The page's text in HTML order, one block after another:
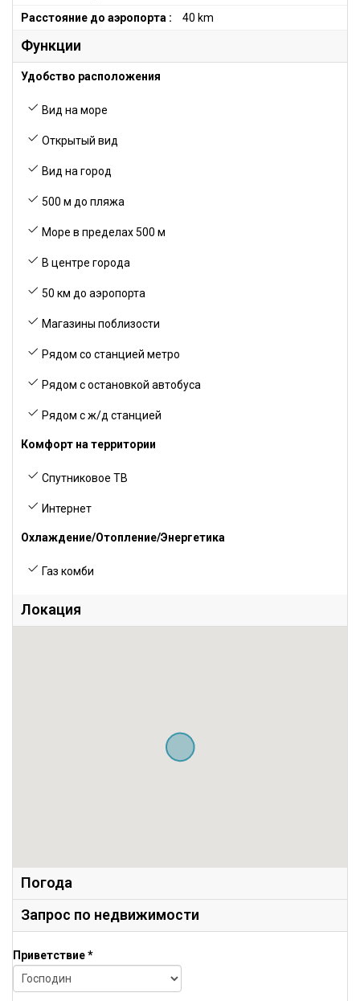
Расстояние до аэропорта :
40 km
Функции
Удобство расположения
Вид на море
Открытый вид
Вид на город
500 м до пляжа
Море в пределах 500 м
В центре города
50 км до аэропорта
Магазины поблизости
Рядом со станцией метро
Рядом с остановкой автобуса
Рядом с ж/д станцией
Комфорт на территории
Спутниковое ТВ
Интернет
Охлаждение/Отопление/Энергетика
Газ комби
Локация
Погода
Запрос по недвижимости
Приветствие *